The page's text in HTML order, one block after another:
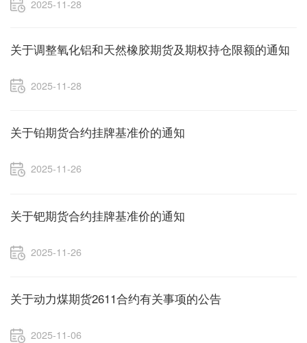
2025-11-28
关于调整氧化铝和天然橡胶期货及期权持仓限额的通知
2025-11-28
关于铂期货合约挂牌基准价的通知
2025-11-26
关于钯期货合约挂牌基准价的通知
2025-11-26
关于动力煤期货2611合约有关事项的公告
2025-11-06